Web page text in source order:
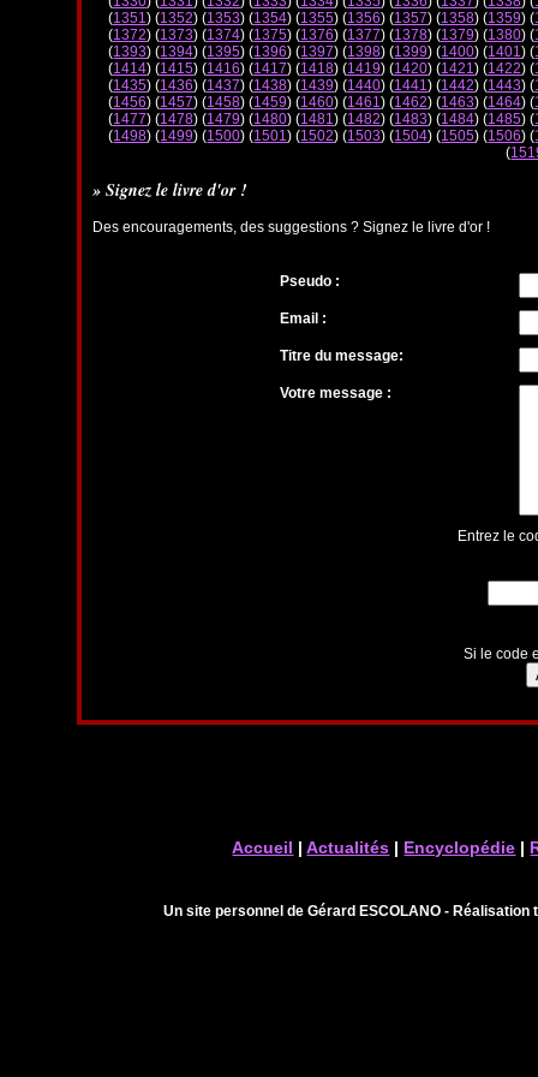
(1351) (1352) (1353) (1354) (1355) (1356) (1357) (1358) (1359) (
(1372) (1373) (1374) (1375) (1376) (1377) (1378) (1379) (1380) (
(1393) (1394) (1395) (1396) (1397) (1398) (1399) (1400) (1401) (
(1414) (1415) (1416) (1417) (1418) (1419) (1420) (1421) (1422) (
(1435) (1436) (1437) (1438) (1439) (1440) (1441) (1442) (1443) (
(1456) (1457) (1458) (1459) (1460) (1461) (1462) (1463) (1464) (
(1477) (1478) (1479) (1480) (1481) (1482) (1483) (1484) (1485) (
(1498) (1499) (1500) (1501) (1502) (1503) (1504) (1505) (1506) (
(
» Signez le livre d'or !
Des encouragements, des suggestions ? Signez le livre d'or !
Pseudo :
Email :
Titre du message:
Votre message :
Entrez le
Si le code
Accueil |Actualités | Encyclopédie |
Un site personnel de Gérard ESCOLANO -